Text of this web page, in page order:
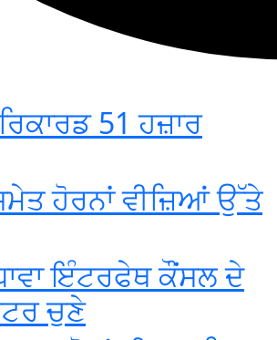
51 ਹਜ਼ਾਰ
ਹੋਰਨਾਂ ਵੀਜ਼ਿਆਂ ਉੱਤੇ
ਇੰਟਰਫੇਥ ਕੌਂਸਲ ਦੇ
ਚੁਣੇ